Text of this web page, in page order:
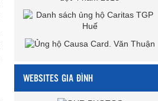
WEBSITES GIA ĐÌNH